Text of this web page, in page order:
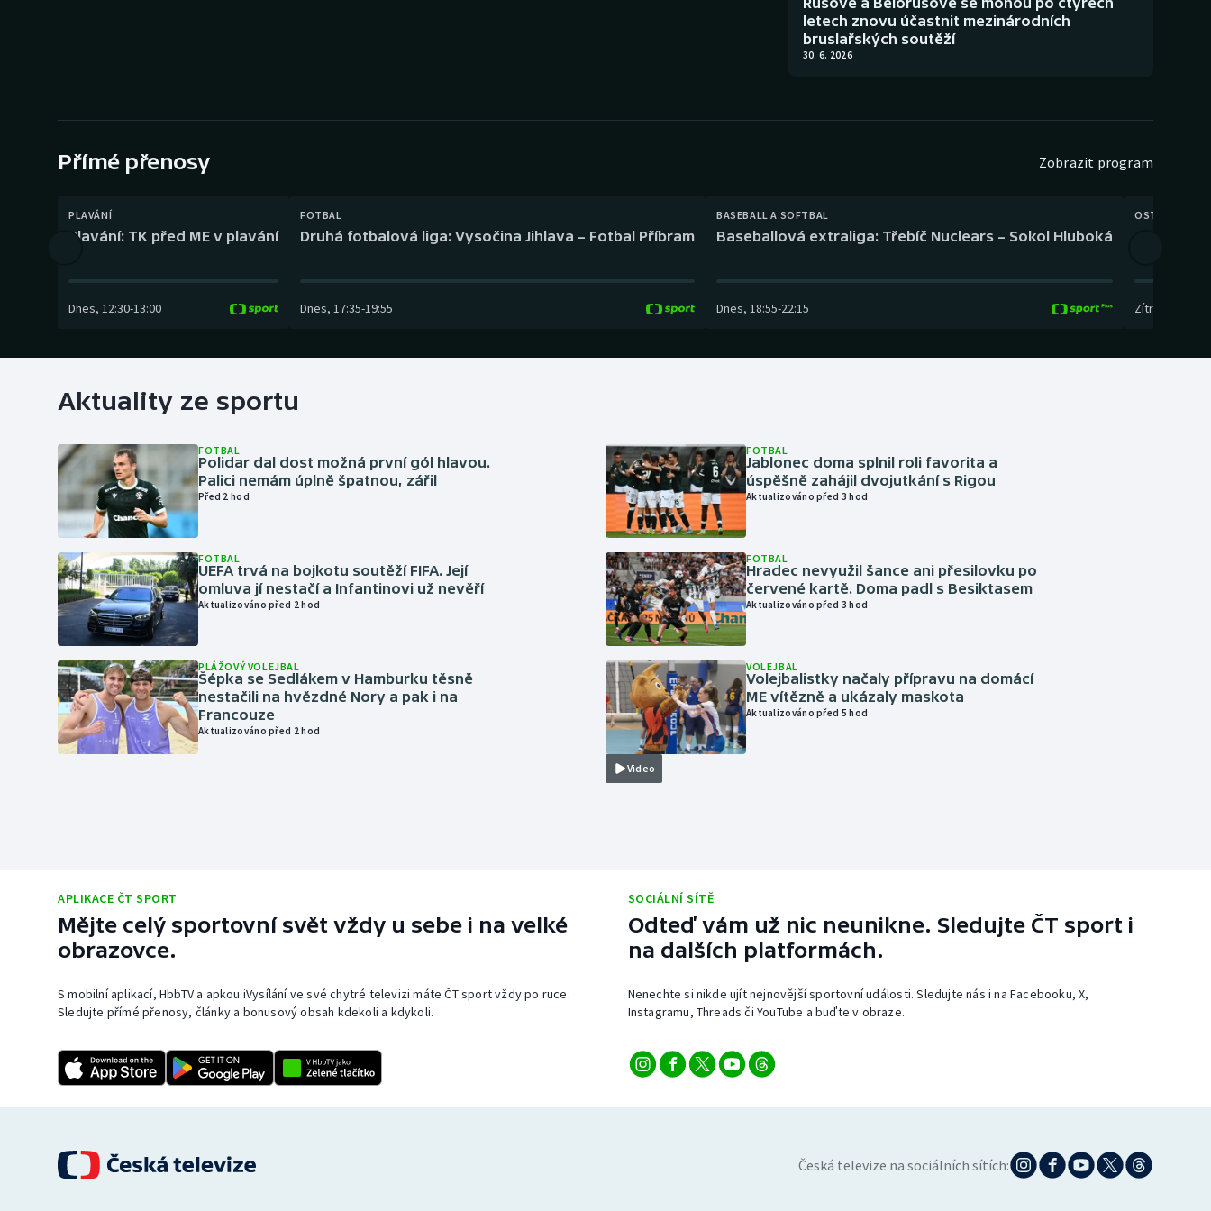
Gymnastika
letech znovu účastnit mezinárodních
bruslařských soutěží
30. 6. 2026
Přímé přenosy Zobrazit program
PLAVÁNÍ
Plavání: TK před ME v plavání
Dnes, 12:30-13:00
FOTBAL
Druhá fotbalová liga: Vysočina Jihlava – Fotbal Příbram
Dnes, 17:35-19:55
BASEBALL A SOFTBAL
Baseballová extraliga: Třebíč Nuclears – Sokol Hluboká
Dnes, 18:55-22:15
OSTATNÍ
Zítra
Aktuality ze sportu
FOTBAL
Polidar dal dost možná první gól hlavou.
Palici nemám úplně špatnou, zářil
Před 2 hod
FOTBAL
UEFA trvá na bojkotu soutěží FIFA. Její
omluva jí nestačí a Infantinovi už nevěří
Aktualizováno před 2 hod
PLÁŽOVÝ VOLEJBAL
Šépka se Sedlákem v Hamburku těsně
nestačili na hvězdné Nory a pak i na
Francouze
Aktualizováno před 2 hod
FOTBAL
Jablonec doma splnil roli favorita a
úspěšně zahájil dvojutkání s Rigou
Aktualizováno před 3 hod
FOTBAL
Hradec nevyužil šance ani přesilovku po
červené kartě. Doma padl s Besiktasem
Aktualizováno před 3 hod
Video
VOLEJBAL
Volejbalistky načaly přípravu na domácí
ME vítězně a ukázaly maskota
Aktualizováno před 5 hod
APLIKACE ČT SPORT
Mějte celý sportovní svět vždy u sebe i na velké
obrazovce.
S mobilní aplikací, HbbTV a apkou iVysílání ve své chytré televizi máte ČT sport vždy po ruce.
Sledujte přímé přenosy, články a bonusový obsah kdekoli a kdykoli.
SOCIÁLNÍ SÍTĚ
Odteď vám už nic neunikne. Sledujte ČT sport i
na dalších platformách.
Nenechte si nikde ujít nejnovější sportovní události. Sledujte nás i na Facebooku, X,
Instagramu, Threads či YouTube a buďte v obraze.
Česká televize na sociálních sítích: